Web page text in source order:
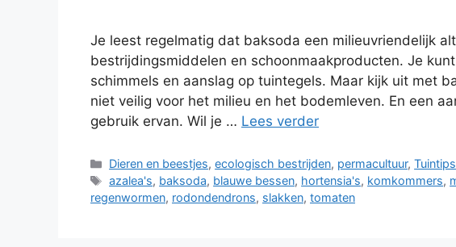
Je leest regelmatig dat baksoda een milieuvriendelijk
bestrijdingsmiddelen en schoonmaakproducten. Je
schimmels en aanslag op tuintegels. Maar kijk uit met
niet veilig voor het milieu en het bodemleven. En een
gebruik ervan. Wil je … Lees verder
Categorieën
Dieren en beestjes,ecologisch bestrijden, permacultuur,Tuintips
Tags
azalea's, baksoda, blauwe bessen, hortensia's, komkommers,
regenwormen, rodondendrons, slakken, tomaten